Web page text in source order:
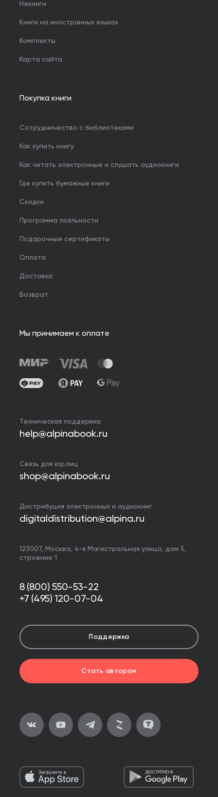
Некниги
Книги на иностранных языках
Комплекты
Карта сайта
Покупка книги
Сотрудничество с библиотеками
Как купить книгу
Как читать электронные и слушать аудиокниги
Где купить бумажные книги
Скидки
Программа лояльности
Подарочные сертификаты
Оплата
Доставка
Возврат
Мы принимаем к оплате
Техническая поддержка
help@alpinabook.ru
Связь для юр.лиц
shop@alpinabook.ru
Дистрибуция электронных и аудиокниг
digitaldistribution@alpina.ru
123007, Москва, 4-я Магистральная улица, дом 5,
строение 1
8 (800) 550-53-22
+7 (495) 120-07-04
Поддержка
Стать автором